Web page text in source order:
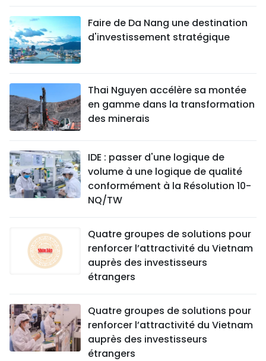
Faire de Da Nang une destination
d'investissement stratégique
Thai Nguyen accélère sa montée
en gamme dans la transformation
des minerais
IDE : passer d'une logique de
volume à une logique de qualité
conformément à la Résolution 10-
NQ/TW
Quatre groupes de solutions pour
renforcer l’attractivité du Vietnam
auprès des investisseurs
étrangers
Quatre groupes de solutions pour
renforcer l’attractivité du Vietnam
auprès des investisseurs
étrangers